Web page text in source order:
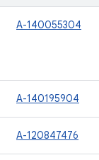
A-140055304
A-140195904
A-120847476